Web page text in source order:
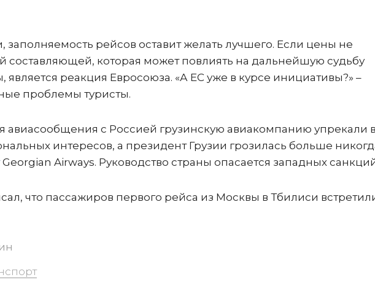
заполняемость рейсов оставит желать лучшего. Если цены не
составляющей, которая может повлиять на дальнейшую судьбу
реакция Евросоюза. «А ЕС уже в курсе инициативы?» –
проблемы туристы.
авиасообщения с Россией грузинскую авиакомпанию упрекали в
интересов, а президент Грузии грозилась больше
Georgian Airways. Руководство страны опасается западных
что пассажиров первого рейса из Москвы в Тбилиси